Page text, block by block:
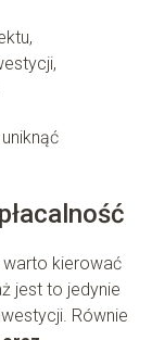
kierować
jest to jedynie
Równie